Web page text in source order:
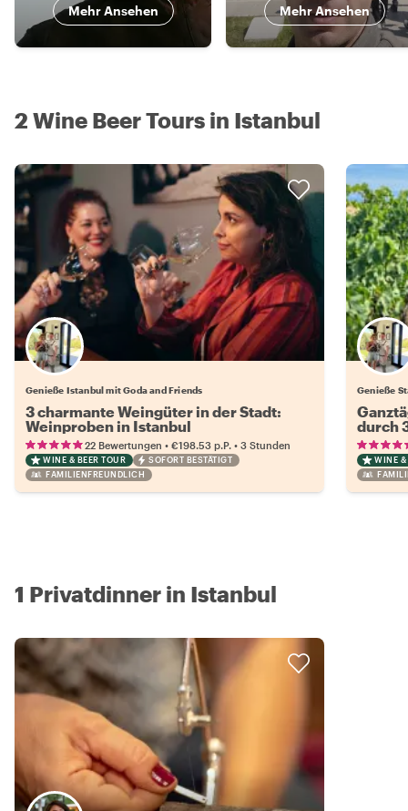
Mehr Ansehen Mehr Ansehen
2 Wine Beer Tours in Istanbul
Genieße Istanbul mit Goda and Friends
3 charmante Weingüter in der Stadt:
Weinproben in Istanbul
22 Bewertungen • €198.53 p.P. • 3 Stunden
WINE & BEER TOUR
SOFORT BESTÄTIGT
FAMILIENFREUNDLICH
Genieße
durch
WINE &
1 Privatdinner in Istanbul